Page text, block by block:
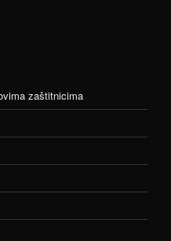
zaštitnicima